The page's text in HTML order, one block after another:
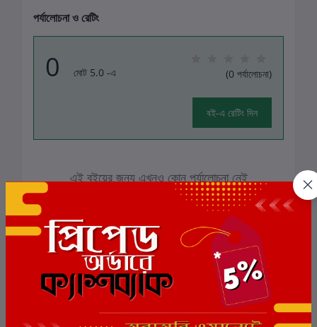
পর্যালোচনা ও রেটিং
0 মোট 5.0 -এ (0 পর্যালোচনা)
বই-এ রেটিং দিন
এই বইয়ের জন্য এখনও কোন পর্যালোচনা নেই
সংশ্লিষ্ট বই